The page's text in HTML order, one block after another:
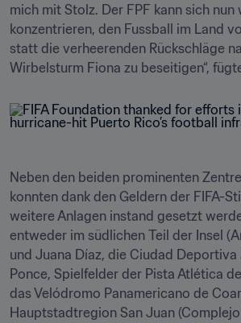
mich mit Stolz. Der FPF kann sich
konzentrieren, den Fussball im Land
statt die verheerenden Rückschläge
Wirbelsturm Fiona zu beseitigen“,
Neben den beiden prominenten
konnten dank den Geldern der FIFA-
weitere Anlagen instand gesetzt
entweder im südlichen Teil der Insel
und Juana Díaz, die Ciudad
Ponce, Spielfelder der Pista Atlética
das Velódromo Panamericano de
Hauptstadtregion San Juan